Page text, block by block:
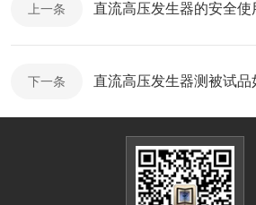
上一条 直流高压发生器的安全使
下一条 直流高压发生器测被试品